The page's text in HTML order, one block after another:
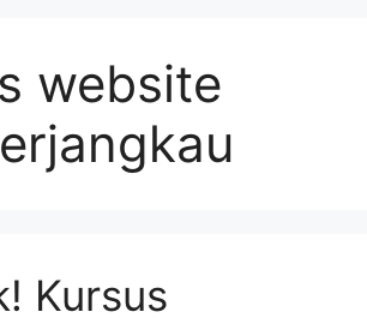
website
Kursus